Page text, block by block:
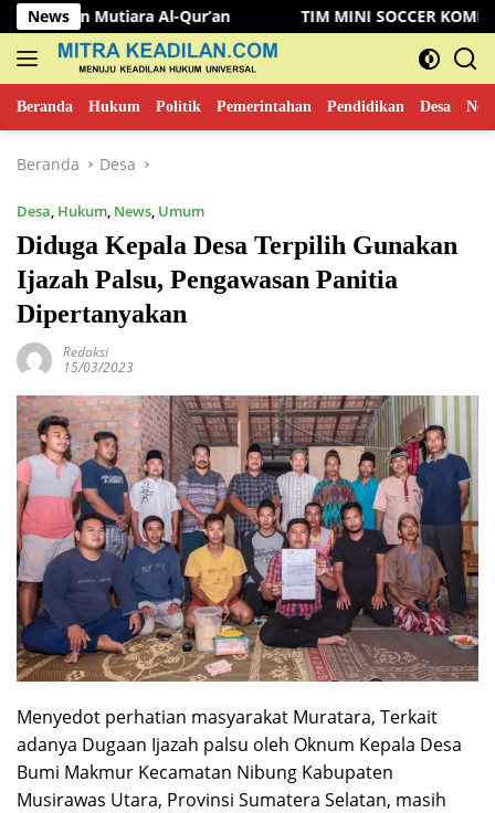
Langsung
ke
konten
News
Al-Qur’an TIM MINI SOCCER KOMINFO MUSI
Beranda Hukum Politik Pemerintahan Pendidikan Desa
Beranda Desa
Desa, Hukum, News, Umum
Diduga Kepala Desa Terpilih Gunakan
Ijazah Palsu, Pengawasan Panitia
Dipertanyakan
Redaksi
15/03/2023
Menyedot perhatian masyarakat Muratara, Terkait
adanya Dugaan Ijazah palsu oleh Oknum Kepala Desa
Bumi Makmur Kecamatan Nibung Kabupaten
Musirawas Utara, Provinsi Sumatera Selatan, masih